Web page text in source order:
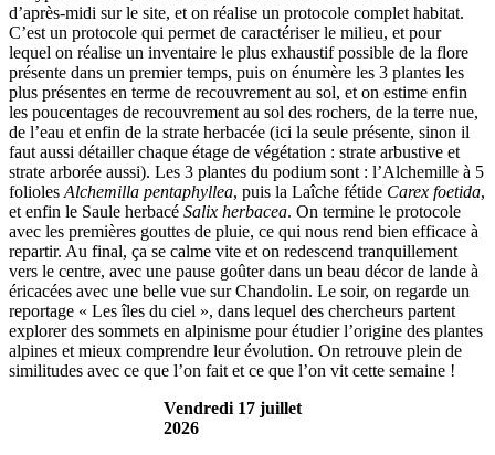
d’après-midi sur le site, et on réalise un protocole complet habitat.
C’est un protocole qui permet de caractériser le milieu, et pour
lequel on réalise un inventaire le plus exhaustif possible de la flore
présente dans un premier temps, puis on énumère les 3 plantes les
plus présentes en terme de recouvrement au sol, et on estime enfin
les poucentages de recouvrement au sol des rochers, de la terre nue,
de l’eau et enfin de la strate herbacée (ici la seule présente, sinon il
faut aussi détailler chaque étage de végétation : strate arbustive et
strate arborée aussi). Les 3 plantes du podium sont : l’Alchemille à 5
folioles Alchemilla pentaphyllea, puis la Laîche fétide Carex foetida,
et enfin le Saule herbacé Salix herbacea. On termine le protocole
avec les premières gouttes de pluie, ce qui nous rend bien efficace à
repartir. Au final, ça se calme vite et on redescend tranquillement
vers le centre, avec une pause goûter dans un beau décor de lande à
éricacées avec une belle vue sur Chandolin. Le soir, on regarde un
reportage « Les îles du ciel », dans lequel des chercheurs partent
explorer des sommets en alpinisme pour étudier l’origine des plantes
alpines et mieux comprendre leur évolution. On retrouve plein de
similitudes avec ce que l’on fait et ce que l’on vit cette semaine !
Vendredi 17 juillet
2026